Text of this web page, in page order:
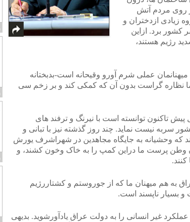
روی مردم آتش
زیادی ازدختران و
کشور برد. ازاین
رژیم هستند،
عملی شرم آورو وقیحانه است-بدبختانه
نظاره گراست بدون آن که کمکی کند و بر زخم سی
تاکنون توانسته است با نیرنگ و ترفند های
سربه نیست نماید. چند روز گذشته نیز با تبانی و
که وحشیانه به جایگاه مجاهدین در شهراشرف یورش
و مبارزان وطن پرست ما دراین کمپ را به خاک وخون کشند، و
به هم میهنان ما که از جوروستم و کشتاررژیم
و بسیار ناپسند است.
غیر انسانی را به دولت عراق یادآورشوید. بدیهی